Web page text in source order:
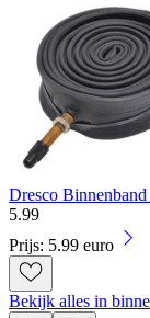
Dresco
5.99
Prijs: 5.99 euro
Bekijk alles in